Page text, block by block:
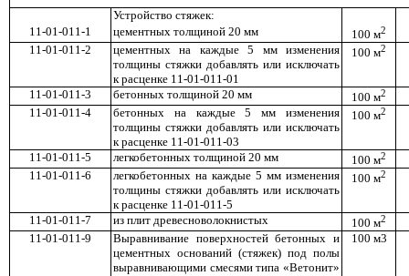
Устройство стяжек:
11-01-011-1
цементных толщиной 20 мм 100 м2
11-01-011-2
цементных на каждые 5 мм изменения
толщины стяжки добавлять или исключать
к расценке 11-01-011-01
100 м2
11-01-011-3 бетонных толщиной 20 мм 100 м2
11-01-011-4
бетонных на каждые 5 мм изменения
толщины стяжки добавлять или исключать
к расценке 11-01-011-03
100 м2
11-01-011-5 легкобетонных толщиной 20 мм 100 м2
11-01-011-6
легкобетонных на каждые 5 мм изменения
толщины стяжки добавлять или исключать
к расценке 11-01-011-5
100 м2
11-01-011-7 из плит древесноволокнистых 100 м2
11-01-011-9
Выравнивание поверхностей бетонных и
цементных оснований (стяжек) под полы
выравнивающими смесями типа «Ветонит»
100 м3